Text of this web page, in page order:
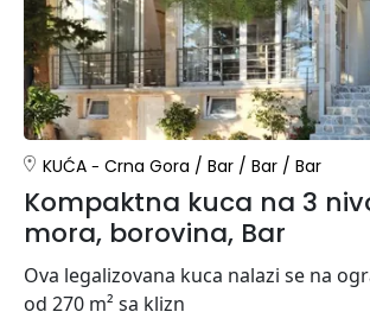
KUĆA Crna Gora / Bar / Bar / Bar
Kompaktna kuca na 3
mora, borovina, Bar
Ova legalizovana kuca nalazi se na
od 270 m² sa klizn